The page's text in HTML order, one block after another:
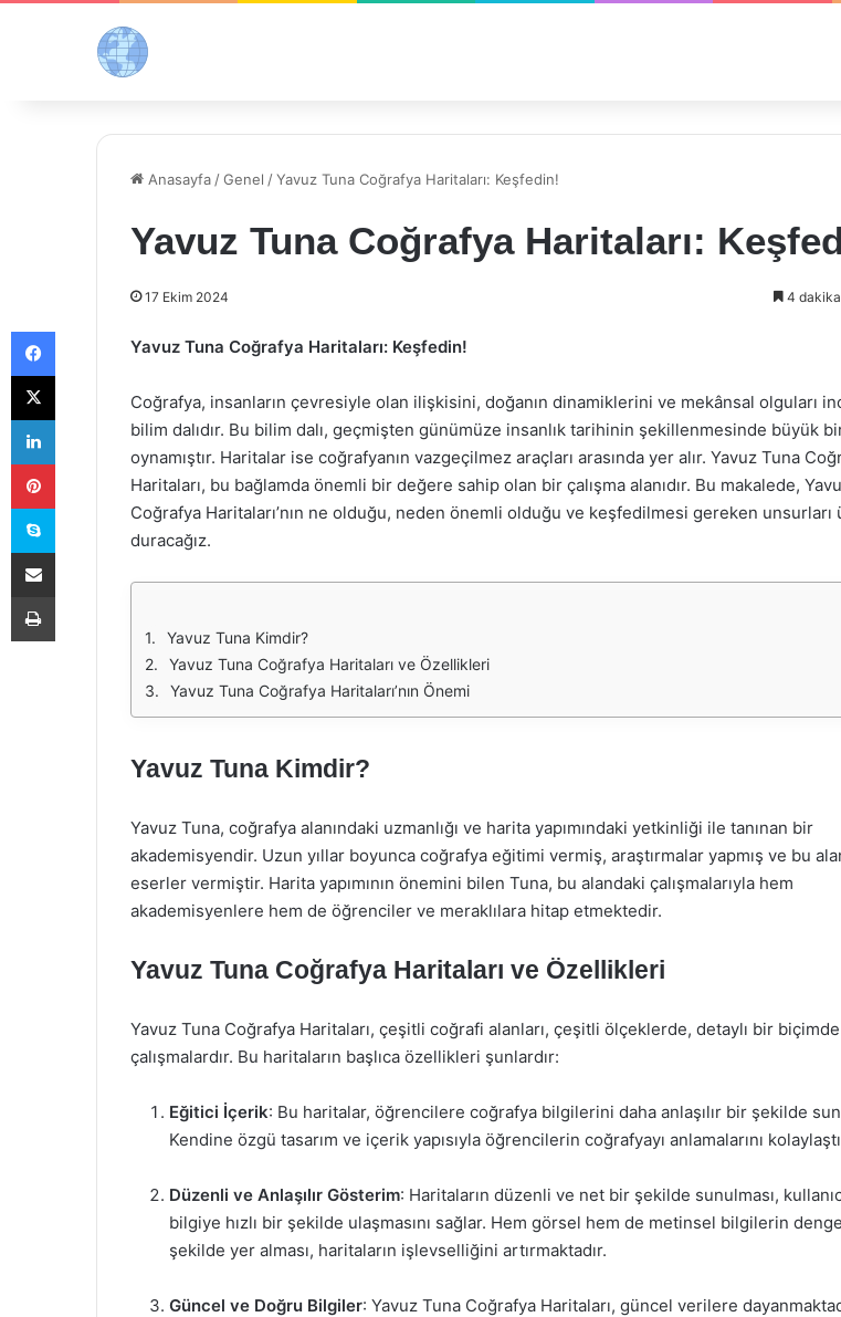
Anasayfa /Genel /Yavuz Tuna Coğrafya Haritaları: Keşfedin!
Yavuz Tuna Coğrafya Haritaları:
17 Ekim 2024 4
Yavuz Tuna Coğrafya Haritaları: Keşfedin!
Coğrafya, insanların çevresiyle olan ilişkisini, doğanın dinamiklerini ve mekânsal olguları
bilim dalıdır. Bu bilim dalı, geçmişten günümüze insanlık tarihinin şekillenmesinde büyük
oynamıştır. Haritalar ise coğrafyanın vazgeçilmez araçları arasında yer alır. Yavuz Tuna
Haritaları, bu bağlamda önemli bir değere sahip olan bir çalışma alanıdır. Bu makalede,
Coğrafya Haritaları’nın ne olduğu, neden önemli olduğu ve keşfedilmesi gereken unsurları
duracağız.
Yavuz Tuna Kimdir?
Yavuz Tuna Coğrafya Haritaları ve Özellikleri
Yavuz Tuna Coğrafya Haritaları’nın Önemi
Yavuz Tuna Kimdir?
Yavuz Tuna, coğrafya alanındaki uzmanlığı ve harita yapımındaki yetkinliği ile tanınan bir
akademisyendir. Uzun yıllar boyunca coğrafya eğitimi vermiş, araştırmalar yapmış ve bu
eserler vermiştir. Harita yapımının önemini bilen Tuna, bu alandaki çalışmalarıyla hem
akademisyenlere hem de öğrenciler ve meraklılara hitap etmektedir.
Yavuz Tuna Coğrafya Haritaları ve Özellikleri
Yavuz Tuna Coğrafya Haritaları, çeşitli coğrafi alanları, çeşitli ölçeklerde, detaylı bir
çalışmalardır. Bu haritaların başlıca özellikleri şunlardır:
Eğitici İçerik: Bu haritalar, öğrencilere coğrafya bilgilerini daha anlaşılır bir şekilde
Kendine özgü tasarım ve içerik yapısıyla öğrencilerin coğrafyayı anlamalarını
Düzenli ve Anlaşılır Gösterim: Haritaların düzenli ve net bir şekilde sunulması,
bilgiye hızlı bir şekilde ulaşmasını sağlar. Hem görsel hem de metinsel bilgilerin
şekilde yer alması, haritaların işlevselliğini artırmaktadır.
Güncel ve Doğru Bilgiler: Yavuz Tuna Coğrafya Haritaları, güncel verilere
Facebook
X
LinkedIn
Pinterest
Skype
E-Posta ile paylaş